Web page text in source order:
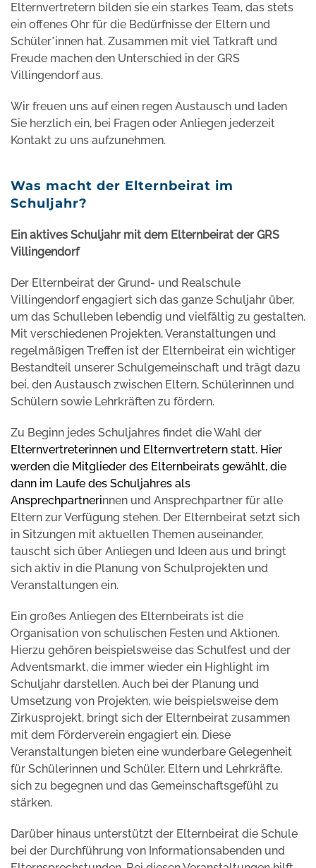
Elternvertretern bilden sie ein starkes Team, das stets
ein offenes Ohr für die Bedürfnisse der Eltern und
Schüler*innen hat. Zusammen mit viel Tatkraft und
Freude machen den Unterschied in der GRS
Villingendorf aus.
Wir freuen uns auf einen regen Austausch und laden
Sie herzlich ein, bei Fragen oder Anliegen jederzeit
Kontakt zu uns aufzunehmen.
Was macht der Elternbeirat im
Schuljahr?
Ein aktives Schuljahr mit dem Elternbeirat der GRS
Villingendorf
Der Elternbeirat der Grund- und Realschule
Villingendorf engagiert sich das ganze Schuljahr über,
um das Schulleben lebendig und vielfältig zu gestalten.
Mit verschiedenen Projekten, Veranstaltungen und
regelmäßigen Treffen ist der Elternbeirat ein wichtiger
Bestandteil unserer Schulgemeinschaft und trägt dazu
bei, den Austausch zwischen Eltern, Schülerinnen und
Schülern sowie Lehrkräften zu fördern.
Zu Beginn jedes Schuljahres findet die Wahl der
Elternvertreterinnen und Elternvertretern statt. Hier
werden die Mitglieder des Elternbeirats gewählt, die
dann im Laufe des Schuljahres als
Ansprechpartnerinnen und Ansprechpartner für alle
Eltern zur Verfügung stehen. Der Elternbeirat setzt sich
in Sitzungen mit aktuellen Themen auseinander,
tauscht sich über Anliegen und Ideen aus und bringt
sich aktiv in die Planung von Schulprojekten und
Veranstaltungen ein.
Ein großes Anliegen des Elternbeirats ist die
Organisation von schulischen Festen und Aktionen.
Hierzu gehören beispielsweise das Schulfest und der
Adventsmarkt, die immer wieder ein Highlight im
Schuljahr darstellen. Auch bei der Planung und
Umsetzung von Projekten, wie beispielsweise dem
Zirkusprojekt, bringt sich der Elternbeirat zusammen
mit dem Förderverein engagiert ein. Diese
Veranstaltungen bieten eine wunderbare Gelegenheit
für Schülerinnen und Schüler, Eltern und Lehrkräfte,
sich zu begegnen und das Gemeinschaftsgefühl zu
stärken.
Darüber hinaus unterstützt der Elternbeirat die Schule
bei der Durchführung von Informationsabenden und